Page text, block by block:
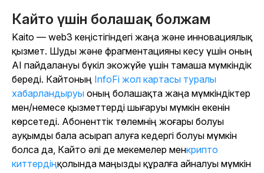
Кайто үшін болашақ болжам
Kaito — web3 кеңістігіндегі жаңа және инновациялық
қызмет. Шуды және фрагментацияны кесу үшін оның
AI пайдалануы бүкіл экожүйе үшін тамаша мүмкіндік
береді. Кайтоның InfoFi жол картасы туралы
хабарландыруы оның болашақта жаңа мүмкіндіктер
мен/немесе қызметтерді шығаруы мүмкін екенін
көрсетеді. Абоненттік төлемнің жоғары болуы
ауқымды бала асырап алуға кедергі болуы мүмкін
болса да, Кайто әлі де мекемелер менкрипто
киттердіңқолында маңызды құралға айналуы мүмкін